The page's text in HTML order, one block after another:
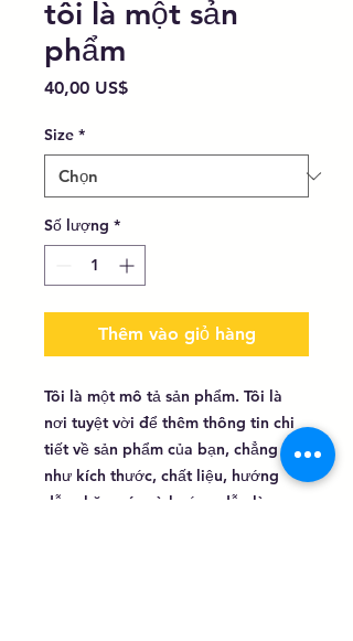
tôi là một sản
phẩm
40,00 US$Giá
Size *
Số lượng *
Thêm vào giỏ hàng
Tôi là một mô tả sản phẩm. Tôi là
nơi tuyệt vời để thêm thông tin chi
tiết về sản phẩm của bạn, chẳng hạn
như kích thước, chất liệu, hướng
dẫn chăm sóc và hướng dẫn làm